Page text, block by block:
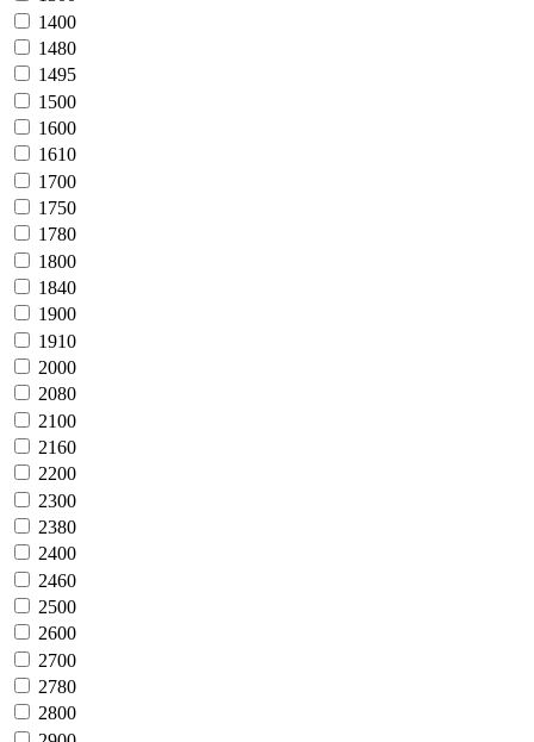
1400
1480
1495
1500
1600
1610
1700
1750
1780
1800
1840
1900
1910
2000
2080
2100
2160
2200
2300
2380
2400
2460
2500
2600
2700
2780
2800